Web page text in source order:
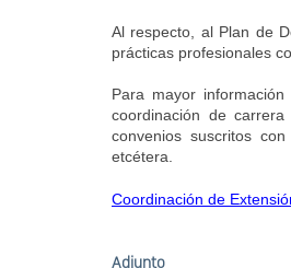
Al respecto, al Plan de
prácticas profesionales
Para mayor
coordinación de
convenios suscritos
etcétera.
Coordinación de
Adjunto